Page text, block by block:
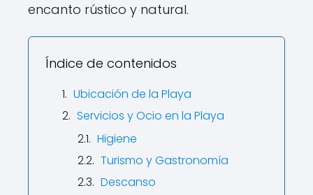
encanto rústico y natural.
Índice de contenidos
Ubicación de la Playa
Servicios y Ocio en la Playa
Higiene
Turismo y Gastronomía
Descanso